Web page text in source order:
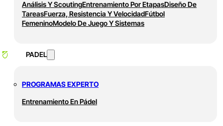
Análisis Y ScoutingEntrenamiento Por EtapasDiseño De
TareasFuerza, Resistencia Y VelocidadFútbol
FemeninoModelo De Juego Y Sistemas
PADEL
PROGRAMAS EXPERTO
Entrenamiento En Pádel